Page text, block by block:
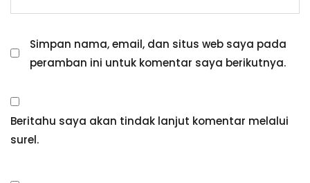
Simpan nama, email, dan situs web saya pada
peramban ini untuk komentar saya berikutnya.
Beritahu saya akan tindak lanjut komentar melalui
surel.